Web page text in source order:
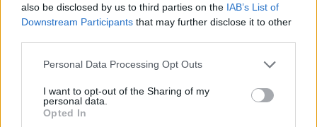
also be disclosed by us to third parties on the IAB’s List of
Downstream Participants that may further disclose it to other
Please note that this website/app uses one or more Google
not limited to your visit or usage behaviour. You may click to
grant or deny consent to Google and its third-party tags to
use your data for below specified purposes in below Google
Personal Data Processing Opt Outs
I want to opt-out of the Sharing of my
personal data.
Opted In
Ρωσικό πλήγμα προκάλεσε ζημιές σε γήπεδο στην
Οδησσό μία ημέρα πριν από αγώνα
πρωταθλήματος, δείτε βίντεο
08.08.2026, 00:50
Είδατε σαμιαμίδι στο σπίτι σας; Γιατί δεν πρέπει να
το σκοτώσετε